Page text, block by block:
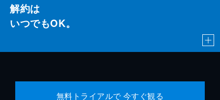
解約は
いつでもOK。
無料トライアルで 今すぐ観る